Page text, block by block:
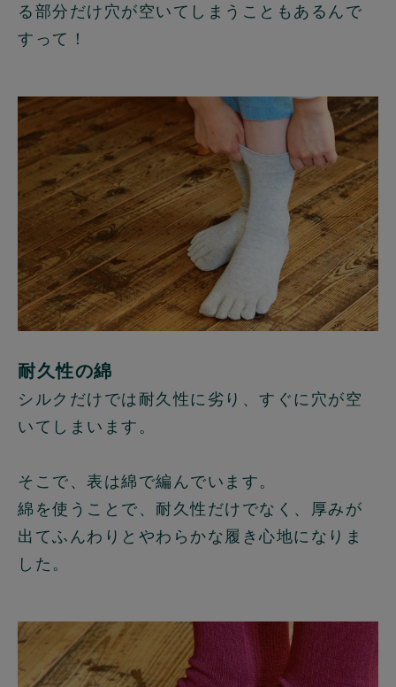
る部分だけ穴が空いてしまうこともあるんで
すって！
耐久性の綿
シルクだけでは耐久性に劣り、すぐに穴が空
いてしまいます。
そこで、表は綿で編んでいます。
綿を使うことで、耐久性だけでなく、厚みが
出てふんわりとやわらかな履き心地になりま
した。